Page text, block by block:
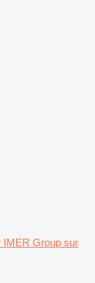
IMER Group sur